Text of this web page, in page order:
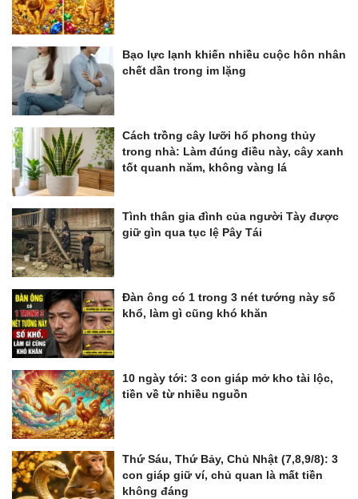
Bạo lực lạnh khiến nhiều cuộc hôn nhân
chết dần trong im lặng
Cách trồng cây lưỡi hổ phong thủy
trong nhà: Làm đúng điều này, cây xanh
tốt quanh năm, không vàng lá
Tình thân gia đình của người Tày được
giữ gìn qua tục lệ Pây Tái
Đàn ông có 1 trong 3 nét tướng này số
khổ, làm gì cũng khó khăn
10 ngày tới: 3 con giáp mở kho tài lộc,
tiền về từ nhiều nguồn
Thứ Sáu, Thứ Bảy, Chủ Nhật (7,8,9/8): 3
con giáp giữ ví, chủ quan là mất tiền
không đáng